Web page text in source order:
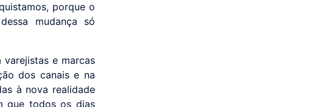
porque o
mudança só
varejistas e marcas
dos canais e na
à nova realidade
que todos os dias